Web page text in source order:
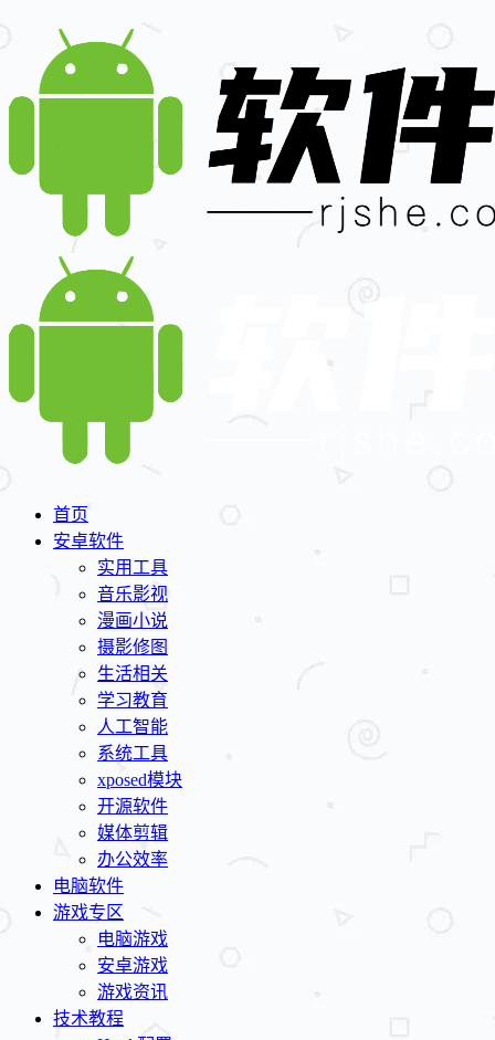
首页
安卓软件
实用工具
音乐影视
漫画小说
摄影修图
生活相关
学习教育
人工智能
系统工具
xposed模块
开源软件
媒体剪辑
办公效率
电脑软件
游戏专区
电脑游戏
安卓游戏
游戏资讯
技术教程